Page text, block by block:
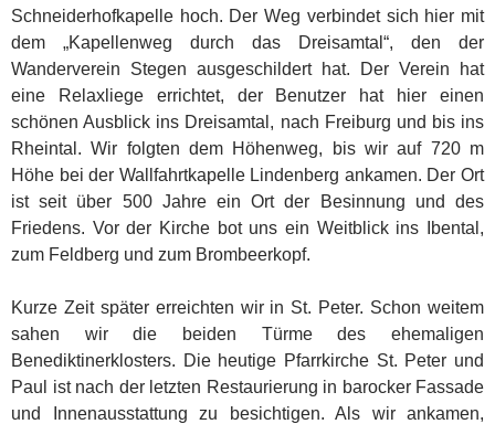
Schneiderhofkapelle hoch. Der Weg verbindet sich hier mit
dem „Kapellenweg durch das Dreisamtal“, den der
Wanderverein Stegen ausgeschildert hat. Der Verein hat
eine Relaxliege errichtet, der Benutzer hat hier einen
schönen Ausblick ins Dreisamtal, nach Freiburg und bis ins
Rheintal. Wir folgten dem Höhenweg, bis wir auf 720 m
Höhe bei der Wallfahrtkapelle Lindenberg ankamen. Der Ort
ist seit über 500 Jahre ein Ort der Besinnung und des
Friedens. Vor der Kirche bot uns ein Weitblick ins Ibental,
zum Feldberg und zum Brombeerkopf.
Kurze Zeit später erreichten wir in St. Peter. Schon weitem
sahen wir die beiden Türme des ehemaligen
Benediktinerklosters. Die heutige Pfarrkirche St. Peter und
Paul ist nach der letzten Restaurierung in barocker Fassade
und Innenausstattung zu besichtigen. Als wir ankamen,